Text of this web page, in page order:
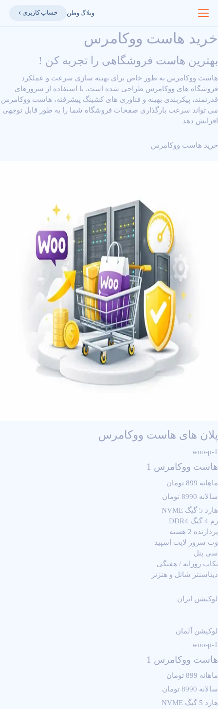
وبلاگ وطن حساب کاربری
خرید هاست ووکامرس
بهترین هاست فروشگاهی را تجربه کن !
هاست ووکامرس به طور خاص برای بهینه ‌سازی سرعت و عملکرد
فروشگاه ‌های ووکامرس طراحی شده است. با استفاده از سرورهای
قدرتمند، پیکربندی بهینه و فناوری ‌های کشینگ پیشرفته، هاست ووکامرس
می ‌تواند سرعت بارگذاری صفحات فروشگاه شما را به طور قابل توجهی
افزایش دهد
خرید هاست ووکامرس
پلان های هاست ووکامرس
woo-p-1
هاست ووکامرس 1
ماهانه 899 تومان
سالانه 8990 تومان
هارد 5 گیگ NVME
رم 4 گیگ DDR4
پردازنده 2 هسته
وب سرور لایت اسپید
سی پنل
بکاپ روزانه / هفتگی
دیتاسنتر شاتل و هتزنر
لوکیشن ایران
لوکیشن آلمان
woo-p-1
هاست ووکامرس 1
ماهانه 899 تومان
سالانه 8990 تومان
هارد 5 گیگ NVME